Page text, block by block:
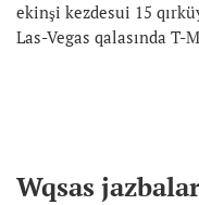
ekinşi kezdesui 15
Las-Vegas qalasında T-
Wqsas jazbalar